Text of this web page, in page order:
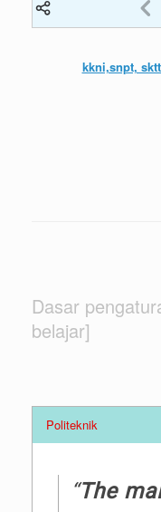
kkni,snpt,
Dasar
belajar]
Politeknik
“The